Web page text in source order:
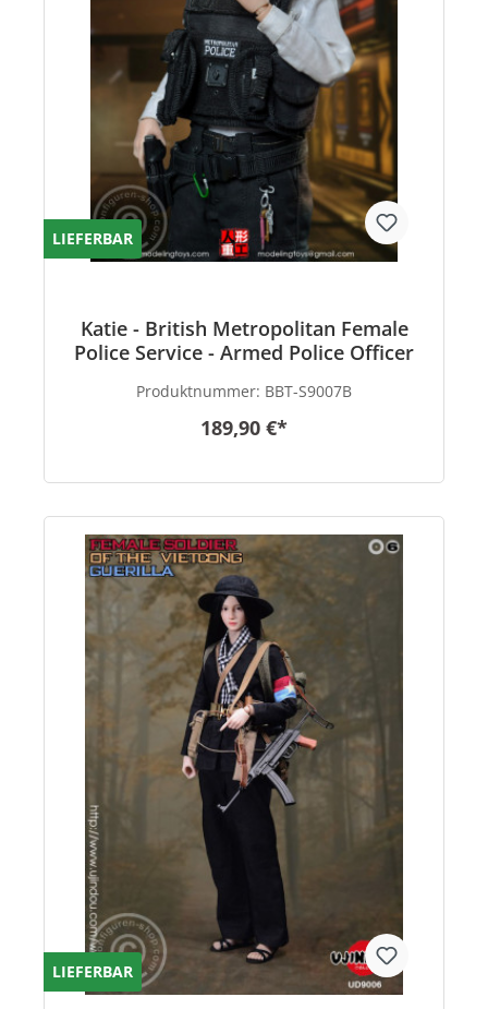
LIEFERBAR
Katie - British Metropolitan Female
Police Service - Armed Police Officer
Produktnummer: BBT-S9007B
189,90 €*
LIEFERBAR